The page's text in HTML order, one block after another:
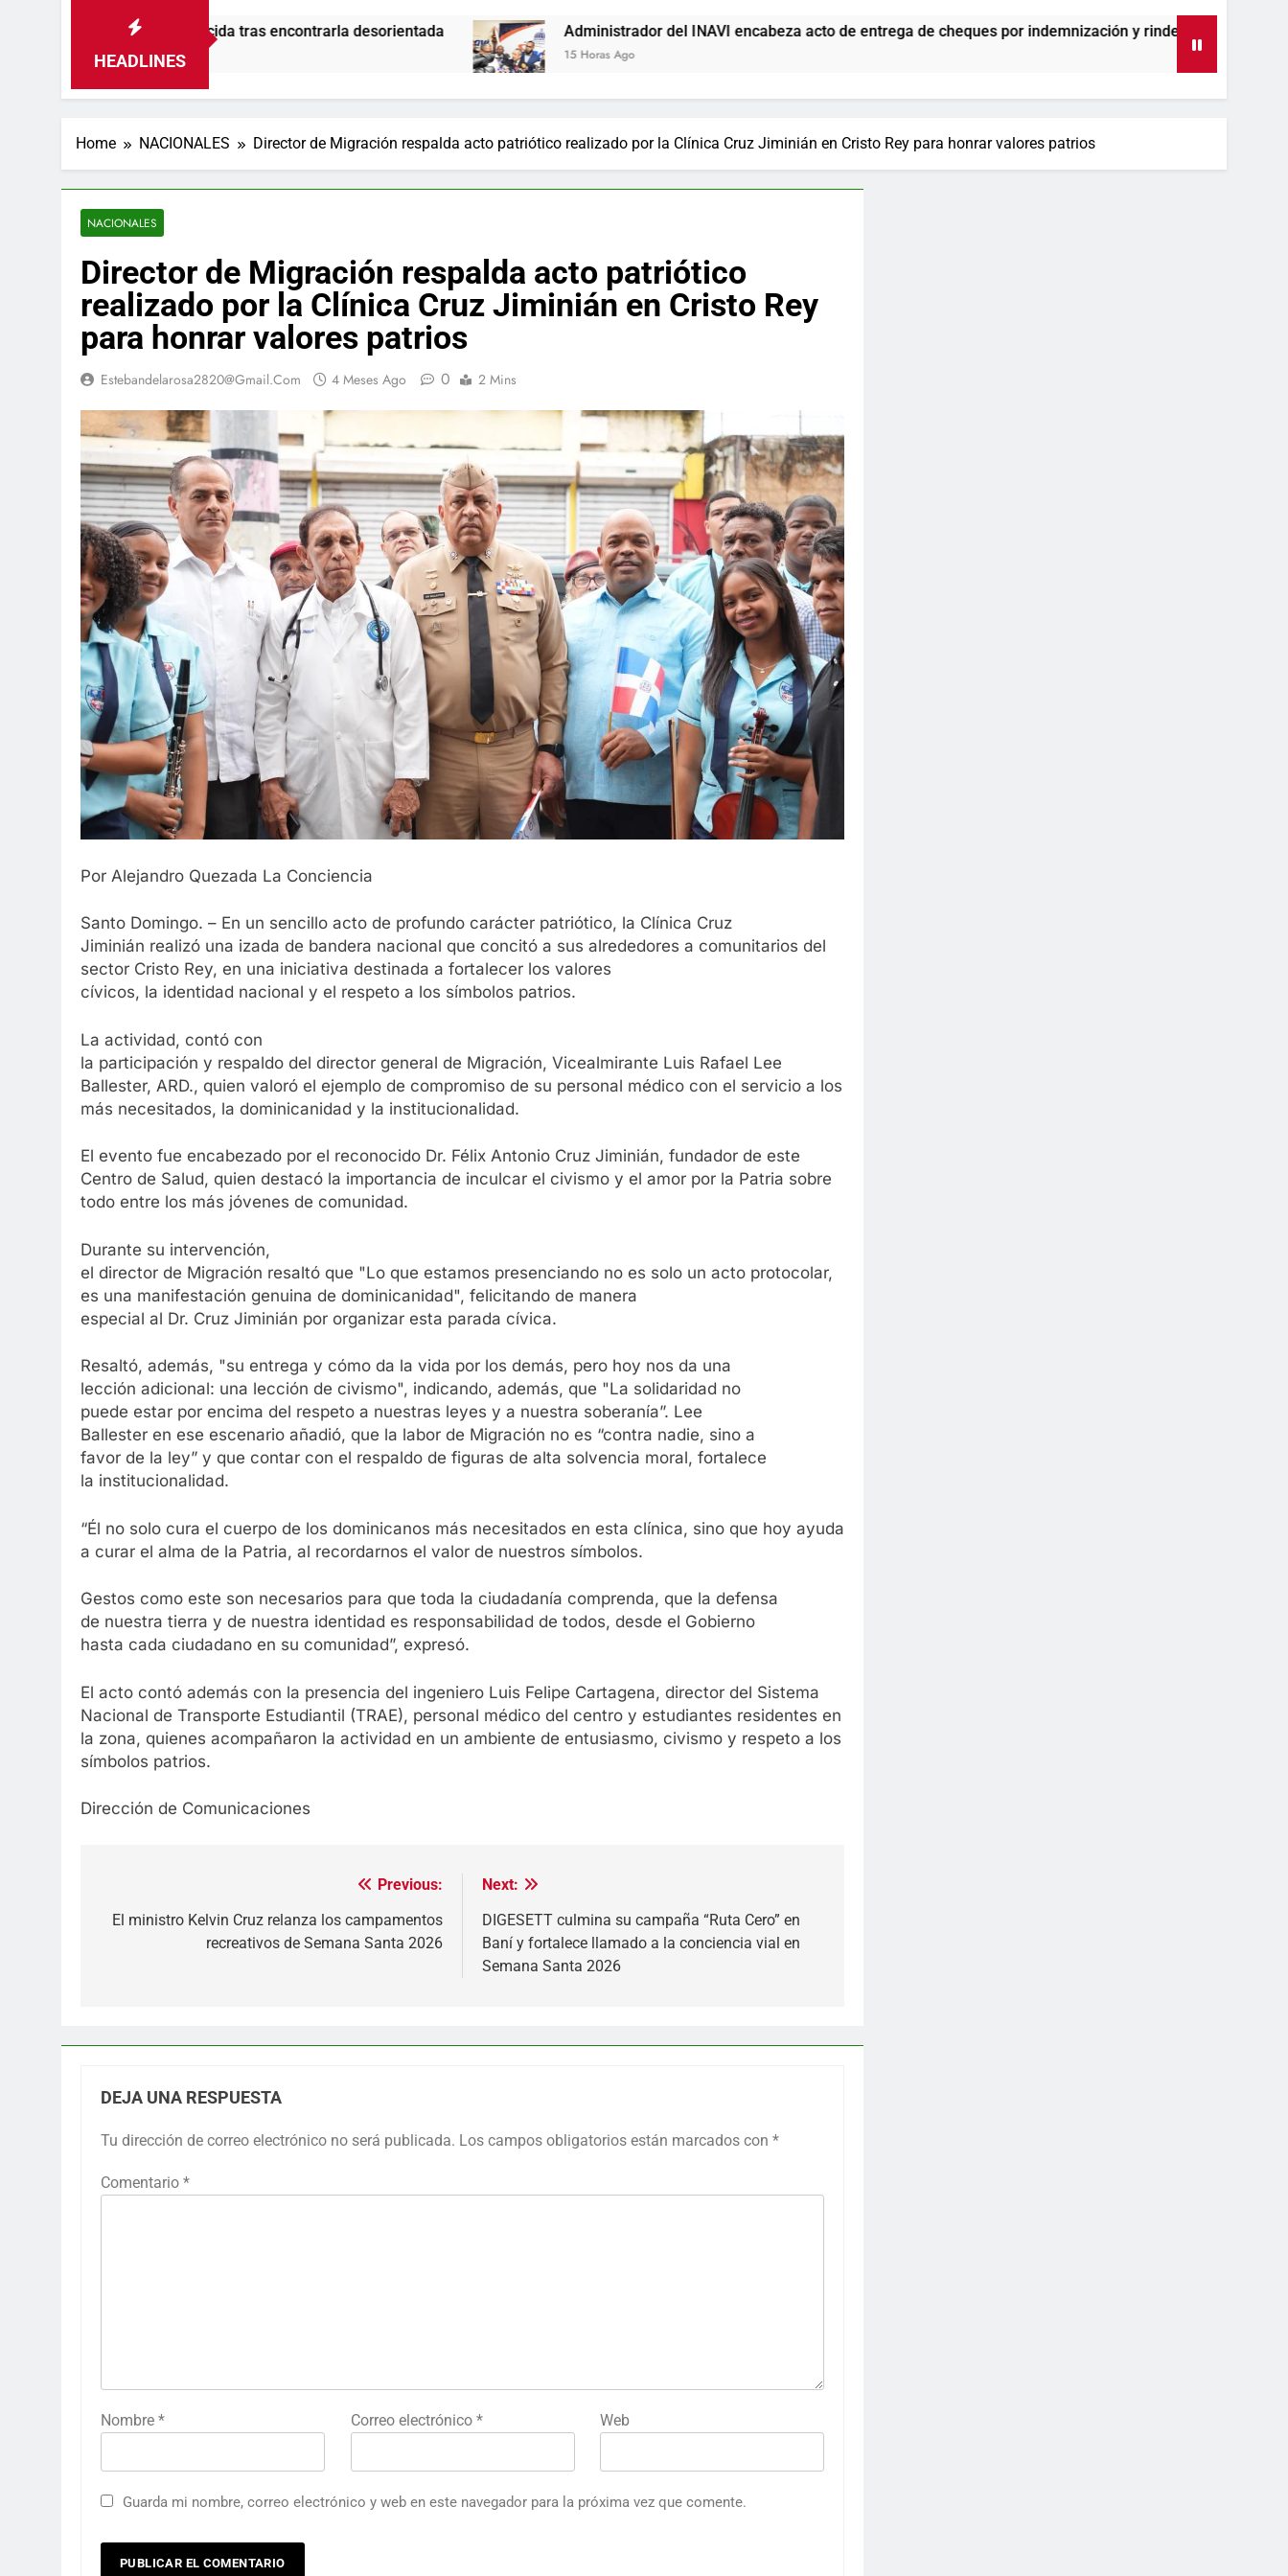
HEADLINES
desaparecida tras encontrarla desorientada Administrador del INAVI encabeza acto de entrega de cheques por indemnización y rinde cuentas de sus 18 meses al
15 Horas Ago
Home NACIONALES Director de Migración respalda acto patriótico realizado por la Clínica Cruz Jiminián en Cristo Rey para honrar valores patrios
NACIONALES
Director de Migración respalda acto patriótico
realizado por la Clínica Cruz Jiminián en Cristo Rey
para honrar valores patrios
Estebandelarosa2820@gmail.com 4 Meses Ago 0 2 Mins
Por Alejandro Quezada La Conciencia
Santo Domingo. – En un sencillo acto de profundo carácter patriótico, la Clínica Cruz
Jiminián realizó una izada de bandera nacional que concitó a sus alrededores a comunitarios del
sector Cristo Rey, en una iniciativa destinada a fortalecer los valores
cívicos, la identidad nacional y el respeto a los símbolos patrios.
La actividad, contó con
la participación y respaldo del director general de Migración, Vicealmirante Luis Rafael Lee
Ballester, ARD., quien valoró el ejemplo de compromiso de su personal médico con el servicio a los
más necesitados, la dominicanidad y la institucionalidad.
El evento fue encabezado por el reconocido Dr. Félix Antonio Cruz Jiminián, fundador de este
Centro de Salud, quien destacó la importancia de inculcar el civismo y el amor por la Patria sobre
todo entre los más jóvenes de comunidad.
Durante su intervención,
el director de Migración resaltó que "Lo que estamos presenciando no es solo un acto protocolar,
es una manifestación genuina de dominicanidad", felicitando de manera
especial al Dr. Cruz Jiminián por organizar esta parada cívica.
Resaltó, además, "su entrega y cómo da la vida por los demás, pero hoy nos da una
lección adicional: una lección de civismo", indicando, además, que "La solidaridad no
puede estar por encima del respeto a nuestras leyes y a nuestra soberanía”. Lee
Ballester en ese escenario añadió, que la labor de Migración no es “contra nadie, sino a
favor de la ley” y que contar con el respaldo de figuras de alta solvencia moral, fortalece
la institucionalidad.
“Él no solo cura el cuerpo de los dominicanos más necesitados en esta clínica, sino que hoy ayuda
a curar el alma de la Patria, al recordarnos el valor de nuestros símbolos.
Gestos como este son necesarios para que toda la ciudadanía comprenda, que la defensa
de nuestra tierra y de nuestra identidad es responsabilidad de todos, desde el Gobierno
hasta cada ciudadano en su comunidad”, expresó.
El acto contó además con la presencia del ingeniero Luis Felipe Cartagena, director del Sistema
Nacional de Transporte Estudiantil (TRAE), personal médico del centro y estudiantes residentes en
la zona, quienes acompañaron la actividad en un ambiente de entusiasmo, civismo y respeto a los
símbolos patrios.
Dirección de Comunicaciones
de
Previous:
El ministro Kelvin Cruz relanza los campamentos
recreativos de Semana Santa 2026
Next:
DIGESETT culmina su campaña “Ruta Cero” en
Baní y fortalece llamado a la conciencia vial en
Semana Santa 2026
DEJA UNA RESPUESTA
Tu dirección de correo electrónico no será publicada. Los campos obligatorios están marcados con *
Comentario *
Nombre * Correo electrónico * Web
Guarda mi nombre, correo electrónico y web en este navegador para la próxima vez que comente.